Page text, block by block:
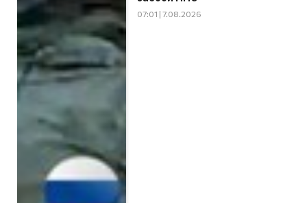
07:01 | 7.08.2026